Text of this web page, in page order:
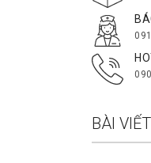
BÀI